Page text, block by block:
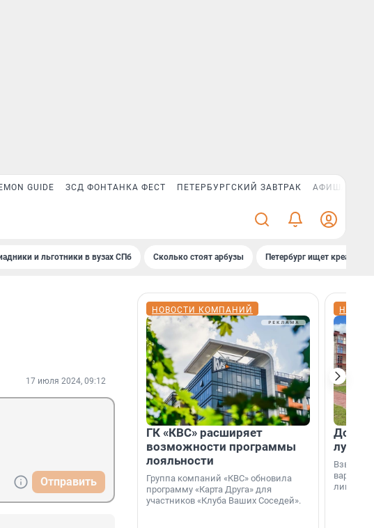
GUIDE ЗСД ФОНТАНКА ФЕСТ ПЕТЕРБУРГСКИЙ ЗАВТРАК АФИША PLUS
и льготники в вузах СПб Сколько стоят арбузы Петербург ищет креатив
17 июля 2024, 09:12
Отправить
НОВОСТИ КОМПАНИЙ
ГК «КВС» расширяет
возможности программы
лояльности
Группа компаний «КВС» обновила
программу «Карта Друга» для
участников «Клуба Ваших Соседей».
Дом
лучше
лишнего